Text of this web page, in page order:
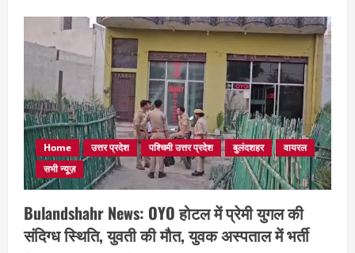
Home उत्तर प्रदेश पश्चिमी उत्तर प्रदेश बुलंदशहर
वायरल
सभी न्यूज़
Bulandshahr News: OYO होटल में प्रेमी युगल की
संदिग्ध स्थिति, युवती की मौत, युवक अस्पताल में भर्ती